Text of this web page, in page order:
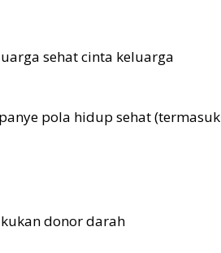
sehat cinta keluarga
pola hidup sehat (termasuk
donor darah